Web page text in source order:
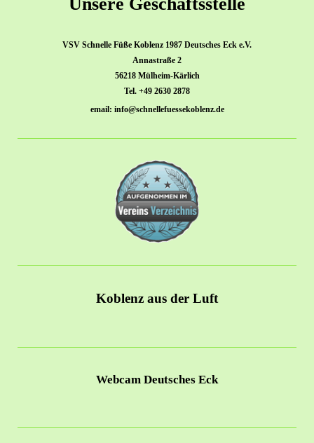
VSV Schnelle Füße Koblenz 1987 Deutsches Eck e.V.
Annastraße 2
56218 Mülheim-Kärlich
Tel. +49 2630 2878
email: info@schnellefuessekoblenz.de
Koblenz aus der Luft
Webcam Deutsches Eck